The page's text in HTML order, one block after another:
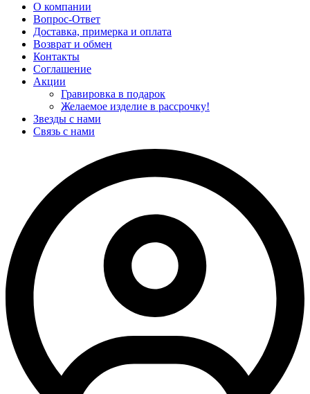
О компании
Вопрос-Ответ
Доставка, примерка и оплата
Возврат и обмен
Контакты
Соглашение
Акции
Гравировка в подарок
Желаемое изделие в рассрочку!
Звезды с нами
Связь с нами